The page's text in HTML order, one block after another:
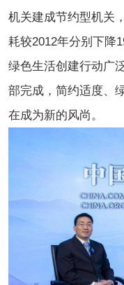
机关建成节约型机关
耗较2012年分别下降
绿色生活创建行动广
部完成，简约适度、
在成为新的风尚。